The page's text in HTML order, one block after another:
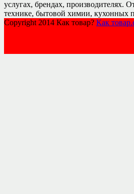
услугах, брендах, производителях.
технике, бытовой химии, кухонных
Copyright 2014 Как товар? Как